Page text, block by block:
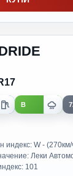
B
индекс: W - (270км/
Леки
101